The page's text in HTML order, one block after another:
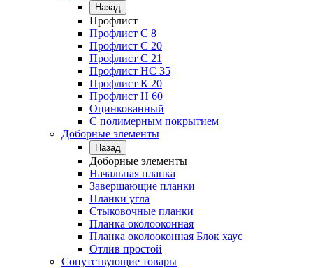
Назад
Профлист
Профлист С 8
Профлист С 20
Профлист C 21
Профлист НС 35
Профлист К 20
Профлист Н 60
Оцинкованный
С полимерным покрытием
Доборные элементы
Назад
Доборные элементы
Начальная планка
Завершающие планки
Планки угла
Стыковочные планки
Планка околооконная
Планка околооконная Блок хаус
Отлив простой
Сопутствующие товары